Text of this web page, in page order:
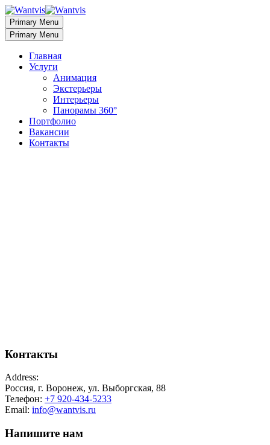
Primary Menu
Primary Menu
Главная
Услуги
Анимация
Экстерьеры
Интерьеры
Панорамы 360°
Портфолио
Вакансии
Контакты
Контакты
Address:
Россия, г. Воронеж, ул. Выборгская, 88
Телефон: +7 920-434-5233
Email: info@wantvis.ru
Напишите нам